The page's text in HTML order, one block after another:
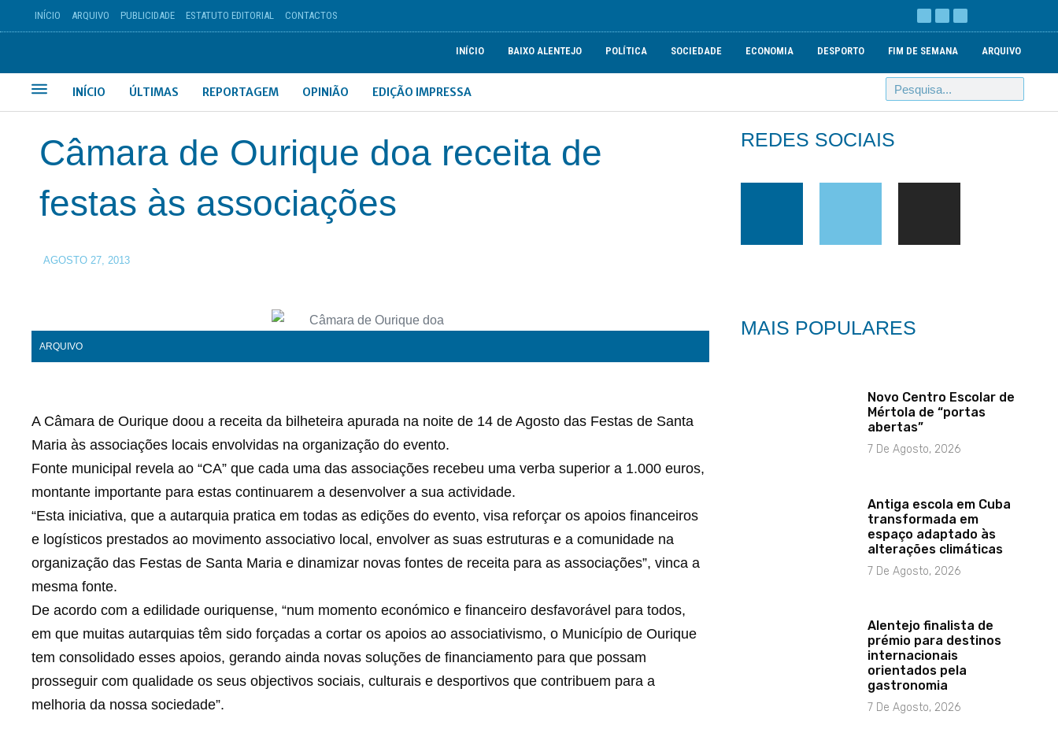
INÍCIO ARQUIVO PUBLICIDADE ESTATUTO EDITORIAL CONTACTOS
INÍCIO BAIXO ALENTEJO POLÍTICA SOCIEDADE ECONOMIA DESPORTO FIM DE SEMANA ARQUIVO
INÍCIO ÚLTIMAS REPORTAGEM OPINIÃO EDIÇÃO IMPRESSA
Câmara de Ourique doa receita de
festas às associações
AGOSTO 27, 2013
ARQUIVO
A Câmara de Ourique doou a receita da bilheteira apurada na noite de 14 de Agosto das Festas de Santa
Maria às associações locais envolvidas na organização do evento.
Fonte municipal revela ao “CA” que cada uma das associações recebeu uma verba superior a 1.000 euros,
montante importante para estas continuarem a desenvolver a sua actividade.
“Esta iniciativa, que a autarquia pratica em todas as edições do evento, visa reforçar os apoios financeiros
e logísticos prestados ao movimento associativo local, envolver as suas estruturas e a comunidade na
organização das Festas de Santa Maria e dinamizar novas fontes de receita para as associações”, vinca a
mesma fonte.
De acordo com a edilidade ouriquense, “num momento económico e financeiro desfavorável para todos,
em que muitas autarquias têm sido forçadas a cortar os apoios ao associativismo, o Município de Ourique
tem consolidado esses apoios, gerando ainda novas soluções de financiamento para que possam
prosseguir com qualidade os seus objectivos sociais, culturais e desportivos que contribuem para a
melhoria da nossa sociedade”.
REDES SOCIAIS
MAIS POPULARES
Novo Centro Escolar de
Mértola de “portas
abertas”
7 De Agosto, 2026
Antiga escola em Cuba
transformada em
espaço adaptado às
alterações climáticas
7 De Agosto, 2026
Alentejo finalista de
prémio para destinos
internacionais
orientados pela
gastronomia
7 De Agosto, 2026